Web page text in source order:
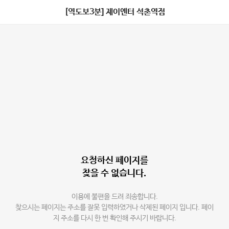
[역도보3분] 제이엔터 석촌역점
요청하신 페이지를
찾을 수 없습니다.
이용에 불편을 드려 죄송합니다.
찾으시는 페이지는 주소를 잘못 입력하였거나 삭제된 페이지 입니다. 페이
지 주소를 다시 한 번 확인해 주시기 바랍니다.